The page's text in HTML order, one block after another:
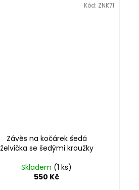
Závěs na kočárek šedá
želvička se šedými kroužky
Skladem (1 ks)
550 Kč
Kód: ZNK71